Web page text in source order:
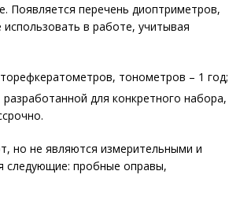
Появляется перечень диоптриметров,
в работе, учитывая
тонометров – 1 год;
для конкретного набора,
но не являются измерительными и
следующие: пробные оправы,